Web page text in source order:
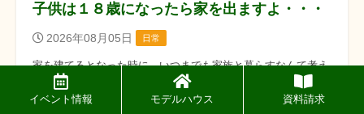
子供は１８歳になったら家を出ますよ・・・
2026年08月05日 日常
家を建てるとなった時に、いつまでも家族と暮らすなんて考え
ない事です。 子供は１８歳で家を出ます。大学進学か就職でで
すね。そうなっても実家暮らしの可能性はありますが、その後
は結婚して家を出る事でし ... 続きを読む »
イベント情報 モデルハウス 資料請求